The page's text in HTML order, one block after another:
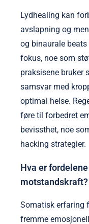
Lydhealing kan
avslapning og
og binaurale
fokus, noe som
praksisene bruker
samsvar med
optimal helse.
føre til forbedret
bevissthet, noe
hacking strategier.
Hva er
motstandskraft?
Somatisk erfaring
fremme